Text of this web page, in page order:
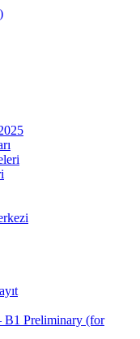
B1 Preliminary (for